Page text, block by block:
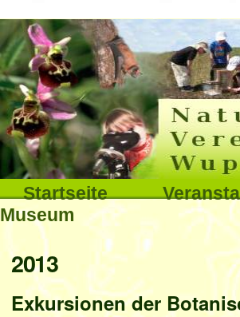
Direkt
zum
Inhalt
|
Direkt
zur
Navigation
Sektionen
Startseite
Museum
Benutzerspezifische
Werkzeuge
Interna
2013
Exkursionen der